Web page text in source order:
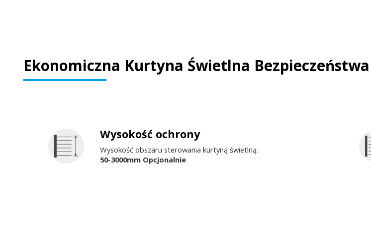
Ekonomiczna Kurtyna Świetlna
Wysokość ochrony
Wysokość obszaru sterowania kurtyną świetlną.
50-3000mm Opcjonalnie